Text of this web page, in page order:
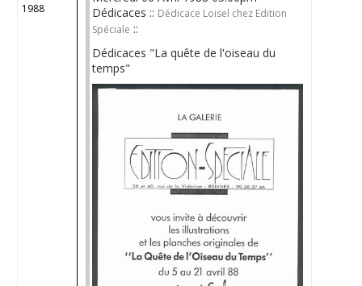
1988
Dédicaces :: Dédicace Loisel chez Edition
Spéciale ::
Dédicaces "La quête de l'oiseau du
temps"